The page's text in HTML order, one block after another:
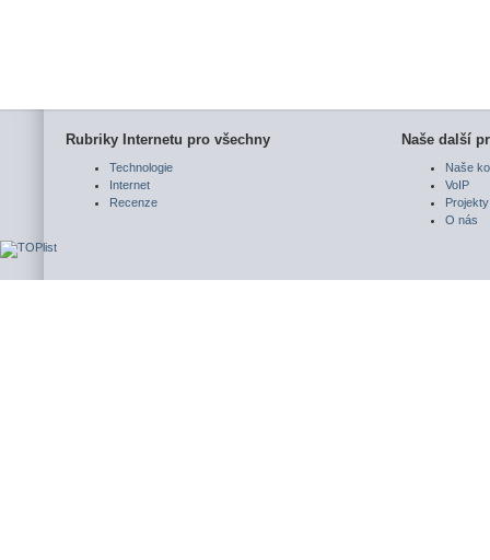
Rubriky Internetu pro všechny
Technologie
Internet
Recenze
Naše další
Naše
VoIP
Projekty
O nás